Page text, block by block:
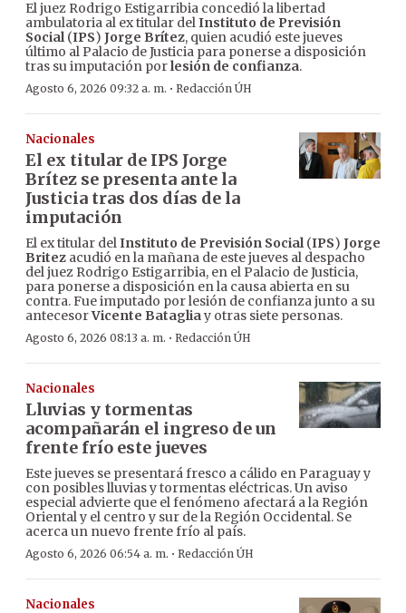
El juez Rodrigo Estigarribia concedió la libertad
ambulatoria al ex titular delInstituto de Previsión
Social(IPS) Jorge Brítez, quien acudió este jueves
último al Palacio de Justicia para ponerse a disposición
tras su imputación porlesión de confianza.
Agosto 6, 2026 09:32 a. m. · Redacción ÚH
Nacionales
El ex titular de IPS Jorge
Brítez se presenta ante la
Justicia tras dos días de la
imputación
El ex titular delInstituto de Previsión Social(IPS) Jorge
Britez acudió en la mañana de este jueves al despacho
del juez Rodrigo Estigarribia, en el Palacio de Justicia,
para ponerse a disposición en la causa abierta en su
contra. Fue imputado por lesión de confianza junto a su
antecesorVicente Batagliay otras siete personas.
Agosto 6, 2026 08:13 a. m. · Redacción ÚH
Nacionales
Lluvias y tormentas
acompañarán el ingreso de un
frente frío este jueves
Este jueves se presentará fresco a cálido en Paraguay y
con posibles lluvias y tormentas eléctricas. Un aviso
especial advierte que el fenómeno afectará a la Región
Oriental y el centro y sur de la Región Occidental. Se
acerca un nuevo frente frío al país.
Agosto 6, 2026 06:54 a. m. · Redacción ÚH
Nacionales